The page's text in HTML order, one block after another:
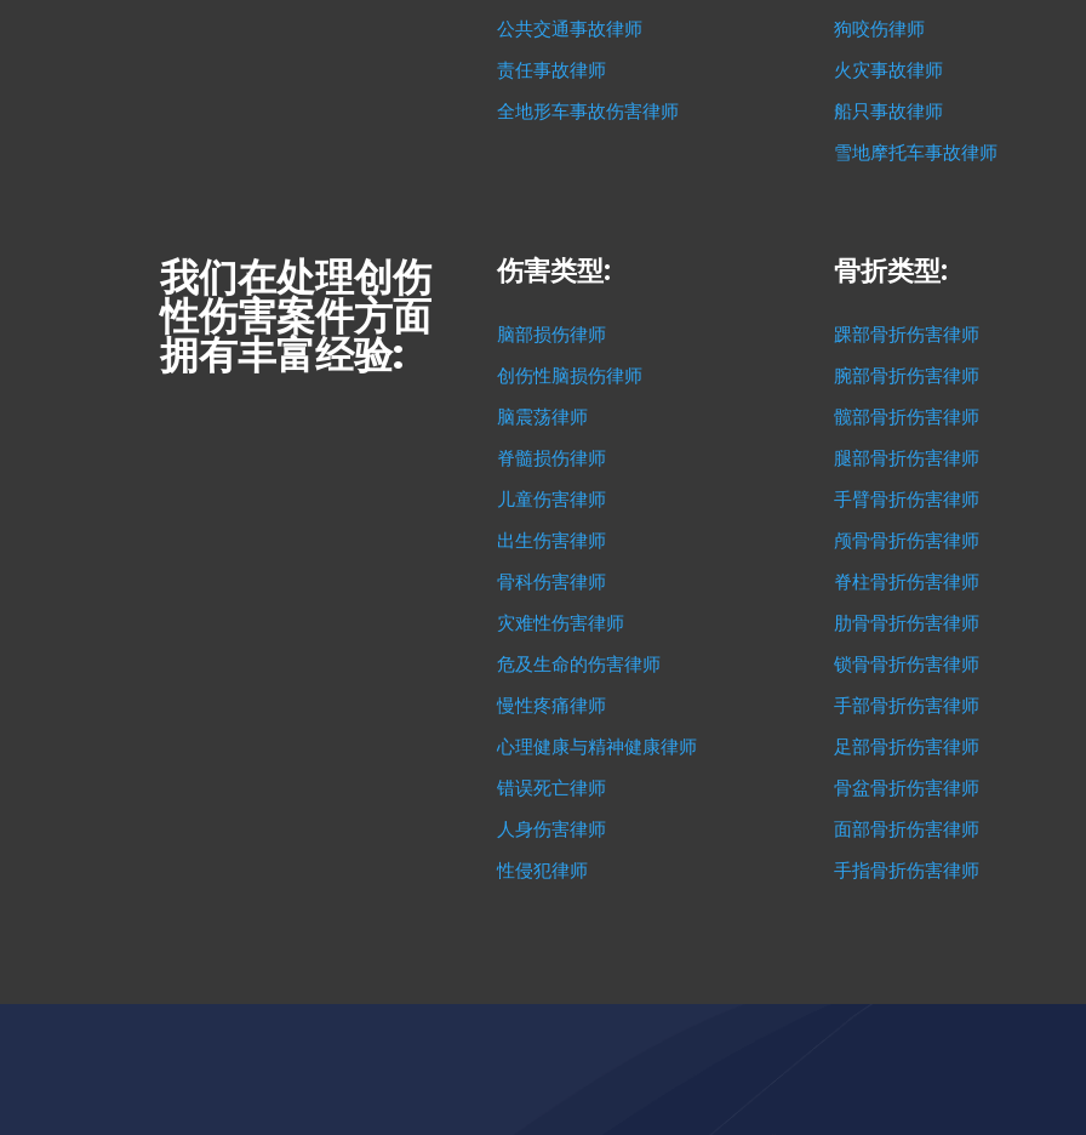
公共交通事故律师
责任事故律师
全地形车事故伤害律师
狗咬伤律师
火灾事故律师
船只事故律师
雪地摩托车事故律师
我们在处理创伤
性伤害案件方面
拥有丰富经验:
伤害类型:
脑部损伤律师
创伤性脑损伤律师
脑震荡律师
脊髓损伤律师
儿童伤害律师
出生伤害律师
骨科伤害律师
灾难性伤害律师
危及生命的伤害律师
慢性疼痛律师
心理健康与精神健康律师
错误死亡律师
人身伤害律师
性侵犯律师
骨折类型:
踝部骨折伤害律师
腕部骨折伤害律师
髋部骨折伤害律师
腿部骨折伤害律师
手臂骨折伤害律师
颅骨骨折伤害律师
脊柱骨折伤害律师
肋骨骨折伤害律师
锁骨骨折伤害律师
手部骨折伤害律师
足部骨折伤害律师
骨盆骨折伤害律师
面部骨折伤害律师
手指骨折伤害律师